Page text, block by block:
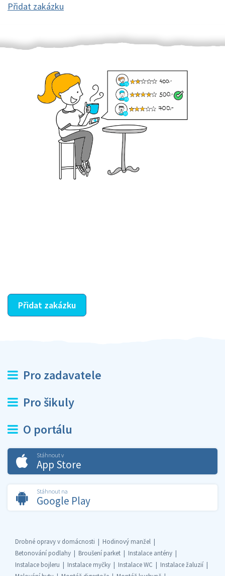
Přidat zakázku
Přidat zakázku
Pro zadavatele
Pro šikuly
O portálu
Stáhnout v
App Store
Stáhnout na
Google Play
Drobné opravy v domácnosti
Hodinový manžel
Betonování podlahy
Broušení parket
Instalace antény
Instalace bojleru
Instalace myčky Instalace WC
Instalace žaluzií